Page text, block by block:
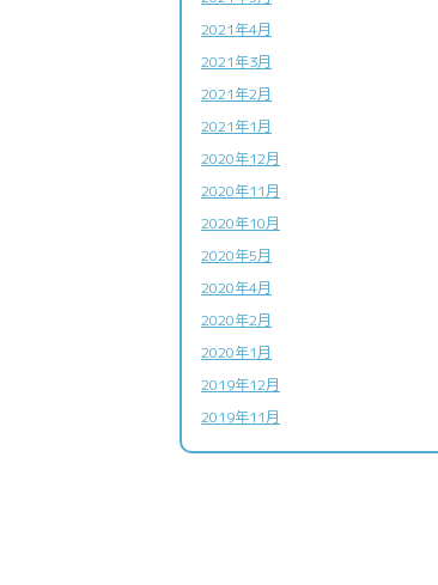
2021年4月
2021年3月
2021年2月
2021年1月
2020年12月
2020年11月
2020年10月
2020年5月
2020年4月
2020年2月
2020年1月
2019年12月
2019年11月